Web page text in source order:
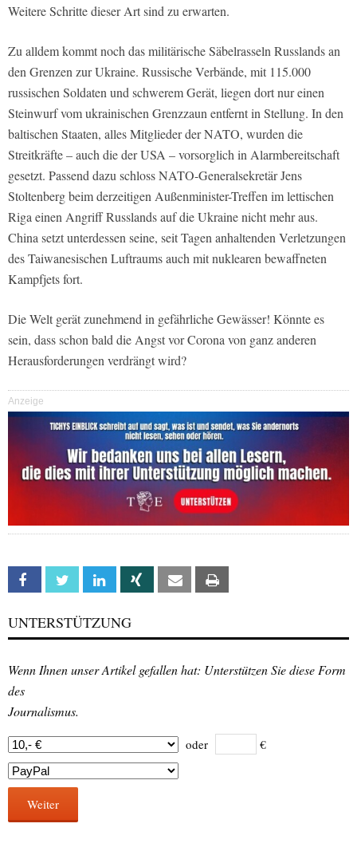
Weitere Schritte dieser Art sind zu erwarten.
Zu alldem kommt noch das militärische Säbelrasseln Russlands an
den Grenzen zur Ukraine. Russische Verbände, mit 115.000
russischen Soldaten und schwerem Gerät, liegen dort nur einen
Steinwurf vom ukrainischen Grenzzaun entfernt in Stellung. In den
baltischen Staaten, alles Mitglieder der NATO, wurden die
Streitkräfte – auch die der USA – vorsorglich in Alarmbereitschaft
gesetzt. Passend dazu schloss NATO-Generalsekretär Jens
Stoltenberg beim derzeitigen Außenminister-Treffen im lettischen
Riga einen Angriff Russlands auf die Ukraine nicht mehr aus.
China setzt unterdessen seine, seit Tagen anhaltenden Verletzungen
des Taiwanesischen Luftraums auch mit nuklearen bewaffneten
Kampfjets fort.
Die Welt gerät zunehmend in gefährliche Gewässer! Könnte es
sein, dass schon bald die Angst vor Corona von ganz anderen
Herausforderungen verdrängt wird?
Anzeige
Facebook Twitter Linkedin Xing Email
UNTERSTÜTZUNG
Wenn Ihnen unser Artikel gefallen hat: Unterstützen Sie diese Form
des
Journalismus.
oder €
Weiter